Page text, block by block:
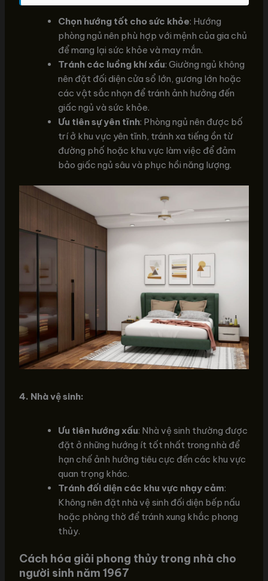
Chọn hướng tốt cho sức khỏe: Hướng
phòng ngủ nên phù hợp với mệnh của gia chủ
để mang lại sức khỏe và may mắn.
Tránh các luồng khí xấu: Giường ngủ không
nên đặt đối diện cửa sổ lớn, gương lớn hoặc
các vật sắc nhọn để tránh ảnh hưởng đến
giấc ngủ và sức khỏe.
Ưu tiên sự yên tĩnh: Phòng ngủ nên được bố
trí ở khu vực yên tĩnh, tránh xa tiếng ồn từ
đường phố hoặc khu vực làm việc để đảm
bảo giấc ngủ sâu và phục hồi năng lượng.
4. Nhà vệ sinh:
Ưu tiên hướng xấu: Nhà vệ sinh thường được
đặt ở những hướng ít tốt nhất trong nhà để
hạn chế ảnh hưởng tiêu cực đến các khu vực
quan trọng khác.
Tránh đối diện các khu vực nhạy cảm:
Không nên đặt nhà vệ sinh đối diện bếp nấu
hoặc phòng thờ để tránh xung khắc phong
thủy.
Cách hóa giải phong thủy trong nhà cho
người sinh năm 1967